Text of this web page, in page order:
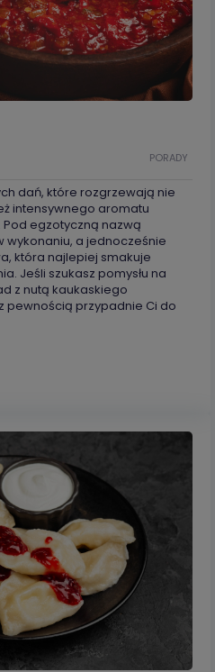
PORADY
dań, które rozgrzewają nie
intensywnego aromatu
Pod egzotyczną nazwą
wykonaniu, a jednocześnie
która najlepiej smakuje
Jeśli szukasz pomysłu na
z nutą kaukaskiego
pewnością przypadnie Ci do